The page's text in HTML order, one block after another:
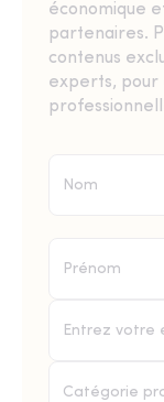
économique
partenaires.
contenus
experts, pour
Catégorie